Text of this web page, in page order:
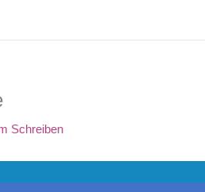
Schreiben